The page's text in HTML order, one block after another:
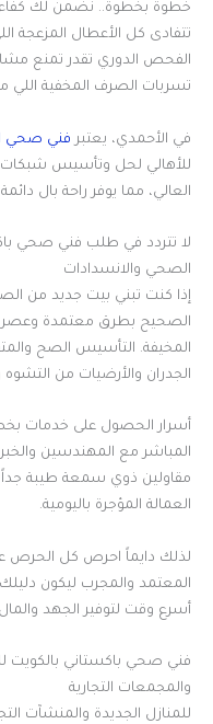
خطوة بخطوة.. نضمن لك
تتفادى كل الأعطال
الفحص الدوري تقدر تمنع
تسربات الصرف المخفية اللي
في الأحمدي، يعتبر فني صحي
للأهالي لحل وتأسيس
العالي، مما يوفر راحة بال
لا تتردد في طلب فني صحي
الصحي والانسدادات
إذا كنت تبني بيت جديد من
الصحيح بطرق معتمدة
المخيفة. التأسيس الصح
الجدران والأرضيات من
أسرار الحصول على خدمات
المباشر مع المهندسين
مقاولين ذوي سمعة طيبة جداً
العمالة المؤجرة باليومية.
لذلك دايماً احرص كل الحرص
المعتمد والمجرب ليكون
أسرع وقت لتوفير الجهد
فني صحي باكستاني بالكويت
والمجمعات التجارية
للمنازل الجديدة والمنشآت